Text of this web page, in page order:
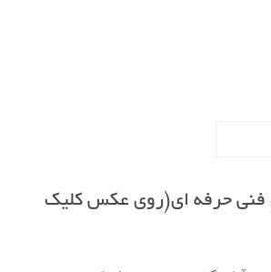
فنی حرفه ای(روی عکس کلیک